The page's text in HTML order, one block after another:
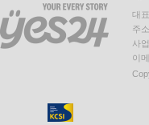
대
주
사
이